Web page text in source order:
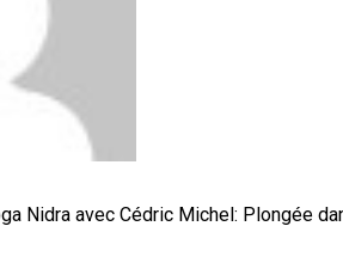
Nidra avec Cédric Michel: Plongée